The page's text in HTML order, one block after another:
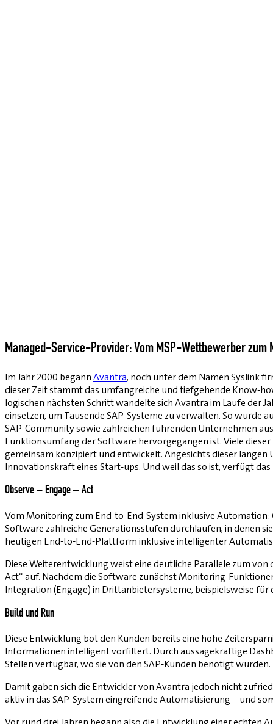
Managed-Service-Provider: Vom MSP-Wettbewerber zum
Im Jahr 2000 begannAvantra, noch unter dem Namen Syslink
dieser Zeit stammt das umfangreiche und tiefgehende Know-
logischen nächsten Schritt wandelte sich Avantra im Laufe der
einsetzen, um Tausende SAP-Systeme zu verwalten. So
SAP-Community sowie zahlreichen führenden Unternehmen
Funktionsumfang der Software hervorgegangen ist. Viele
gemeinsam konzipiert und entwickelt. Angesichts dieser
Innovationskraft eines Start-ups. Und weil das so ist, verfügt
Observe – Engage – Act
Vom Monitoring zum End-to-End-System inklusive
Software zahlreiche Generationsstufen durchlaufen, in denen
heutigen End-to-End-Plattform inklusive intelligenter
Diese Weiterentwicklung weist eine deutliche Parallele zum
Act“ auf. Nachdem die Software zunächst Monitoring-
Integration (Engage) in Drittanbietersysteme, beispielsweise
Build und Run
Diese Entwicklung bot den Kunden bereits eine hohe
Informationen intelligent vorfiltert. Durch aussagekräftige
Stellen verfügbar, wo sie von den SAP-Kunden benötigt wurden.
Damit gaben sich die Entwickler von Avantra jedoch nicht
aktiv in das SAP-System eingreifende Automatisierung – und